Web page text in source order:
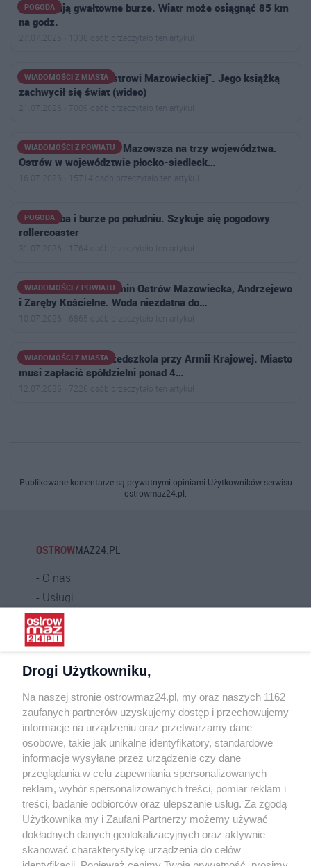
POGODA
Nadciągają gwałtowne burze. Wiatr może osiągnąć 85 km
na godz.
27.07.2026 · 1338 osób przeczytało ten artykuł
WIADOMOŚCI Z MIASTA
"Zwykły chłopak z Ostrowi Mazowieckiej". Jego książką
zachwycił się świat (wideo)
21.07.2026 · 7009 osób przeczytało ten artykuł
WIADOMOŚCI Z POWIATU
Powstał plan podziału Mazowsza na trzy województwa.
Ostrów w województwie płocko-siedleck…
16.07.2026 · 15714 osób przeczytało ten artykuł
POGODA
Żar z nieba i burze po południu. Szykuje się pogodowy
rollercoaster
31.07.2026 · 1764 osób przeczytało ten artykuł
WIADOMOŚCI Z POWIATU
Uwaga mieszkańcy gmin Ostrów Mazowiecka, Andrzejewo
i Zaręby Kościelne. Woda niezdatna do…
10.07.2026 · 6865 osób przeczytało ten artykuł
WIADOMOŚCI Z MIASTA
Wyrok w sprawie przedszkola przy Armii Krajowej. Miasto
musi zapłacić spółdzielni ponad 4…
12.07.2026 · 7226 osób przeczytało ten artykuł
Publikowane komentarze są prywatnymi opiniami Użytkowników serwisu
ostrowmaz24.pl.
OSTROWMAZ24.PL
O nas
Usługi
Praca
Warunki korzystania
Kontakt
INFORMATOR
Bankomaty
Msze święte
Nocna pomoc lekarska
Taxi
REKLAMA
Banery i artykuły
Drogi Użytkowniku,
Na naszej stronie ostrowmaz24.pl, my oraz naszych 1162
zaufanych partnerów uzyskujemy dostęp i przechowujemy
informacje na urządzeniu oraz przetwarzamy dane
osobowe, takie jak unikalne identyfikatory, standardowe
informacje wysyłane przez urządzenie czy dane
przeglądania w celu zapewniania spersonalizowanych
reklam, wybór spersonalizowanych treści, pomiar reklam i
treści, badanie odbiorców oraz ulepszanie usług. Za zgodą
Użytkownika my i Zaufani Partnerzy możemy używać
dokładnych danych geolokalizacyjnych oraz aktywnie
skanować charakterystykę urządzenia do celów